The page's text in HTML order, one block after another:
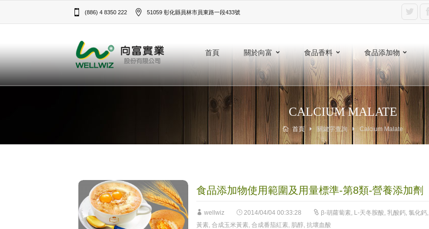
(886) 4 8350 222 51059 彰化縣員林市員東路一段433號‎
首頁 關於向富 食品香料 食品添加物
CALCIUM MALATE
首頁 關鍵字查詢 Calcium Malate
食品添加物使用範圍及用量標準-第8類-營養添加劑
wellwiz 2014/04/04 00:33:28 β-胡蘿蔔素, L-天冬胺酸, 乳酸鈣, 氯化鈣,
黃素, 合成玉米黃素, 合成番茄紅素, 肌醇, 抗壞血酸